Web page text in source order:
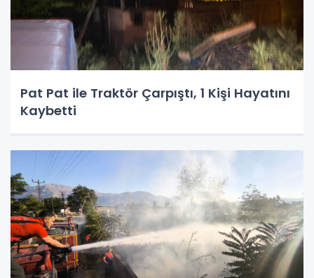
Pat Pat ile Traktör Çarpıştı, 1 Kişi Hayatını
Kaybetti